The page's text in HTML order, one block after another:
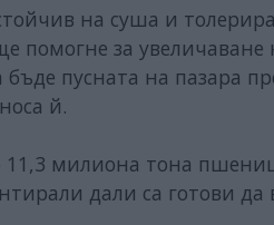
на суша и толерира
помогне за увеличаване
пусната на пазара
й.
милиона тона
дали са готови